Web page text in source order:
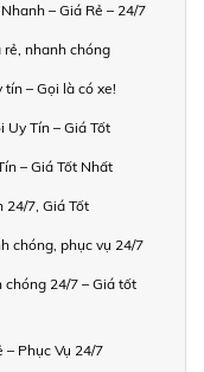
– Giá Rẻ – 24/7
rẻ, nhanh chóng
– Gọi là có xe!
Uy Tín – Giá Tốt
– Giá Tốt Nhất
24/7, Giá Tốt
chóng, phục vụ 24/7
24/7 – Giá tốt
– Phục Vụ 24/7